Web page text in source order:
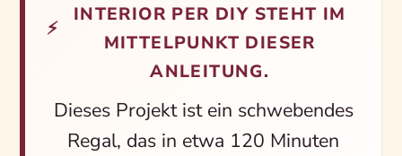
⚡
INTERIOR PER DIY STEHT IM
MITTELPUNKT DIESER
ANLEITUNG.
Dieses Projekt ist ein schwebendes
Regal, das in etwa 120 Minuten